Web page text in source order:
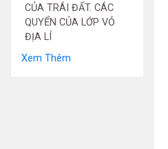
CỦA TRÁI ĐẤT. CÁC
QUYỂN CỦA LỚP VỎ
ĐỊA LÍ
Xem Thêm